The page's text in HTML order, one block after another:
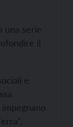
una serie
il
e